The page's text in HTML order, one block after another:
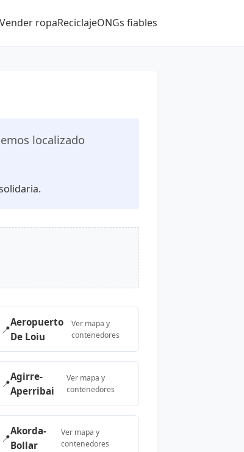
Vender ropaReciclajeONGs fiables
localizado
📍
Aeropuerto
De Loiu
Ver mapa y
contenedores
📍
Agirre-
Aperribai
Ver mapa y
contenedores
📍
Akorda-
Bollar
Ver mapa y
contenedores